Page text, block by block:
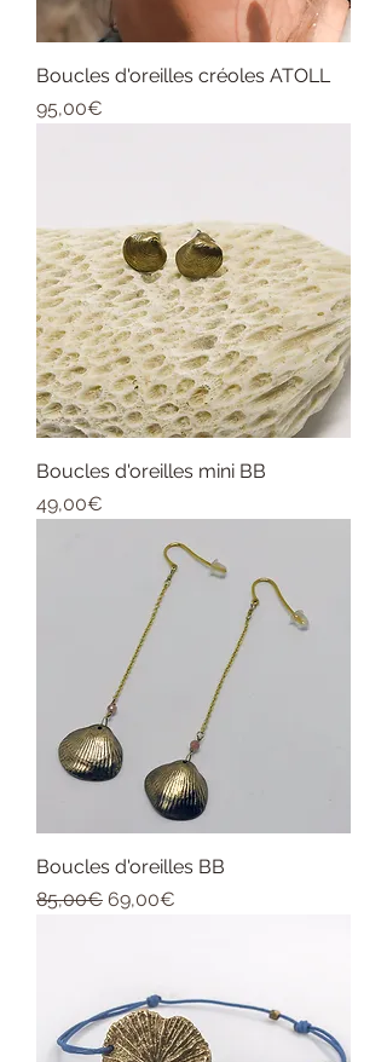
Boucles d'oreilles créoles ATOLL
Price
95,00€
Boucles d'oreilles mini BB
Price
49,00€
Boucles d'oreilles BB
Regular Price
85,00€ Sale Price
69,00€